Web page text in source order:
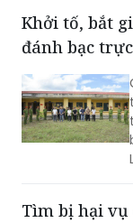
Khởi tố, bắt
đánh bạc
​Tìm bị hại